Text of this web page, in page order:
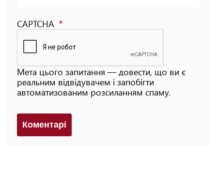
CAPTCHA
Мета цього запитання — довести, що ви є
реальним відвідувачем і запобігти
автоматизованим розсиланням спаму.
Коментарi